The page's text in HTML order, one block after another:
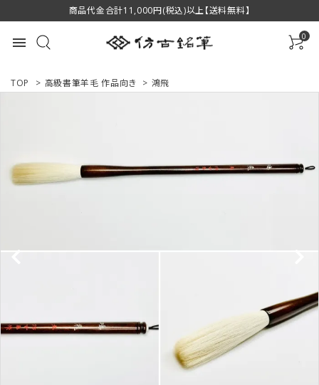
商品代金合計11,000円(税込)以上【送料無料】
menu 0
ご利用ガイド
TOP > 高級書筆羊毛 作品向き > 鴻飛